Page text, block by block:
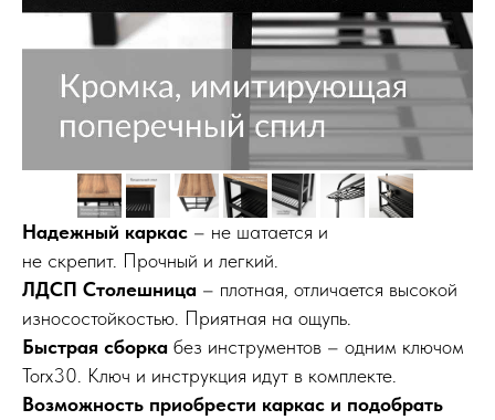
Надежный каркас – не шатается и
не скрепит. Прочный и легкий.
ЛДСП Столешница – плотная, отличается высокой
износостойкостью. Приятная на ощупь.
Быстрая сборка без инструментов – одним ключом
Torx30. Ключ и инструкция идут в комплекте.
Возможность приобрести каркас и подобрать